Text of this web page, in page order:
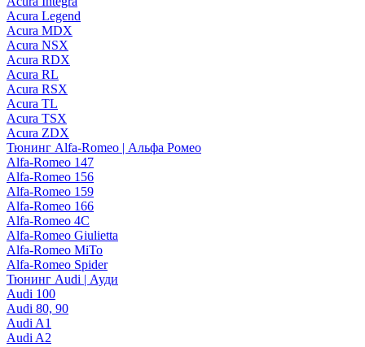
Acura Legend
Acura MDX
Acura NSX
Acura RDX
Acura RL
Acura RSX
Acura TL
Acura TSX
Acura ZDX
Тюнинг Alfa-Romeo | Альфа Ромео
Alfa-Romeo 147
Alfa-Romeo 156
Alfa-Romeo 159
Alfa-Romeo 166
Alfa-Romeo 4C
Alfa-Romeo Giulietta
Alfa-Romeo MiTo
Alfa-Romeo Spider
Тюнинг Audi | Ауди
Audi 100
Audi 80, 90
Audi A1
Audi A2